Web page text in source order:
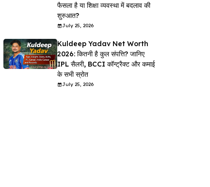
फैसला है या शिक्षा व्यवस्था में बदलाव की
शुरुआत?
July 25, 2026
Kuldeep Yadav Net Worth
2026: कितनी है कुल संपत्ति? जानिए
IPL सैलरी, BCCI कॉन्ट्रैक्ट और कमाई
के सभी स्रोत
July 25, 2026